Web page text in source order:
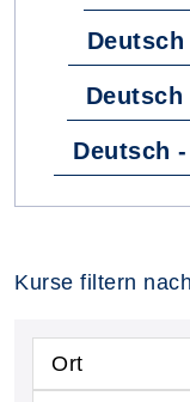
Deutsch
Kurse filtern
Ort